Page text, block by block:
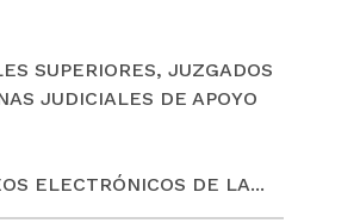
SUPERIORES, JUZGADOS
JUDICIALES DE APOYO
ELECTRÓNICOS DE LA...